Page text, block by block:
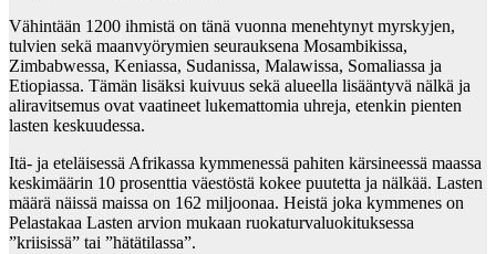
Vähintään 1200 ihmistä on tänä vuonna menehtynyt myrskyjen,
tulvien sekä maanvyörymien seurauksena Mosambikissa,
Zimbabwessa, Keniassa, Sudanissa, Malawissa, Somaliassa ja
Etiopiassa. Tämän lisäksi kuivuus sekä alueella lisääntyvä nälkä ja
aliravitsemus ovat vaatineet lukemattomia uhreja, etenkin pienten
lasten keskuudessa.
Itä- ja eteläisessä Afrikassa kymmenessä pahiten kärsineessä maassa
keskimäärin 10 prosenttia väestöstä kokee puutetta ja nälkää. Lasten
määrä näissä maissa on 162 miljoonaa. Heistä joka kymmenes on
Pelastakaa Lasten arvion mukaan ruokaturvaluokituksessa
”kriisissä” tai ”hätätilassa”.